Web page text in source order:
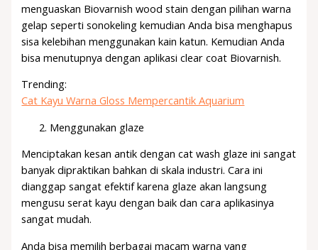
menguaskan Biovarnish wood stain dengan pilihan warna
gelap seperti sonokeling kemudian Anda bisa menghapus
sisa kelebihan menggunakan kain katun. Kemudian Anda
bisa menutupnya dengan aplikasi clear coat Biovarnish.
Trending:
Cat Kayu Warna Gloss Mempercantik Aquarium
Menggunakan glaze
Menciptakan kesan antik dengan cat wash glaze ini sangat
banyak dipraktikan bahkan di skala industri. Cara ini
dianggap sangat efektif karena glaze akan langsung
mengusu serat kayu dengan baik dan cara aplikasinya
sangat mudah.
Anda bisa memilih berbagai macam warna yang